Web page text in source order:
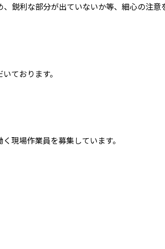
鋭利な部分が出ていないか等、細心の注意
ております。
現場作業員を募集しています。